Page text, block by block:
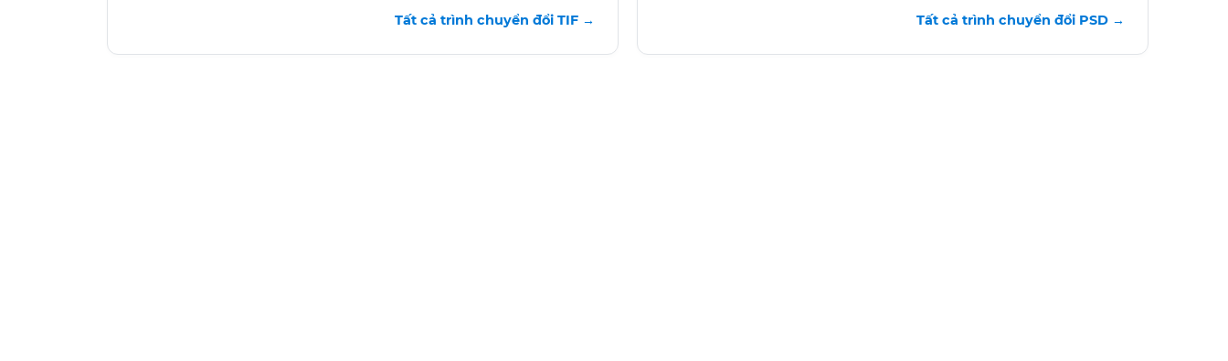
Tất cả trình chuyển đổi TIF → Tất cả trình chuyển đổi PSD →